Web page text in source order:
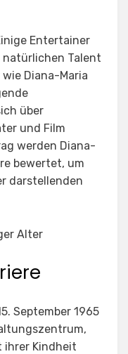
Entertainer
natürlichen Talent
Diana-Maria
über
und Film
werden Diana-
bewertet, um
darstellenden
September 1965
ihrer Kindheit